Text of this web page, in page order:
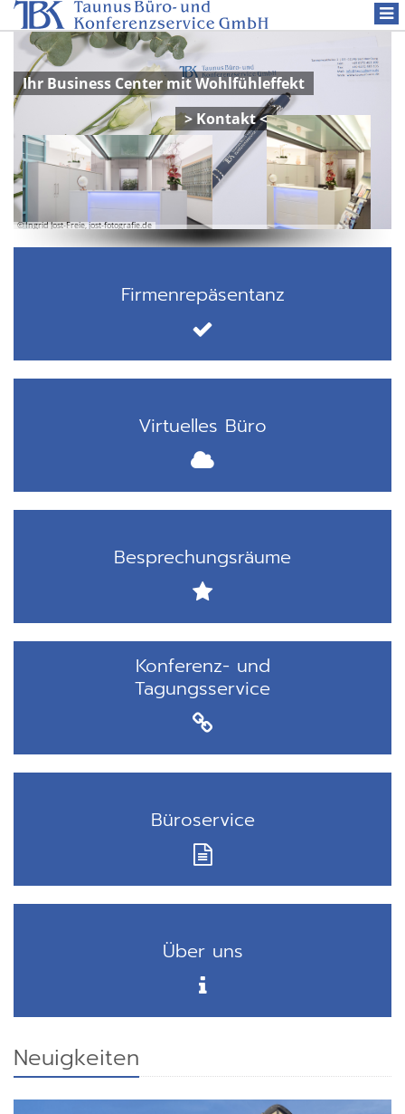
Ihr Business Center mit Wohlfühleffekt
> Kontakt <
© Ingrid Jost-Freie, jost-fotografie.de
Firmenrepäsentanz
Virtuelles Büro
Besprechungsräume
Konferenz- und
Tagungsservice
Büroservice
Über uns
Neuigkeiten